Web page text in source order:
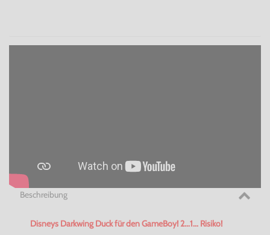
Beschreibung
Disneys Darkwing Duck für den GameBoy! 2...1... Risiko!